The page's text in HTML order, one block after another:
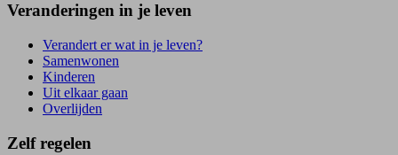
Veranderingen in je leven
Verandert er wat in je leven?
Samenwonen
Kinderen
Uit elkaar gaan
Overlijden
Zelf regelen